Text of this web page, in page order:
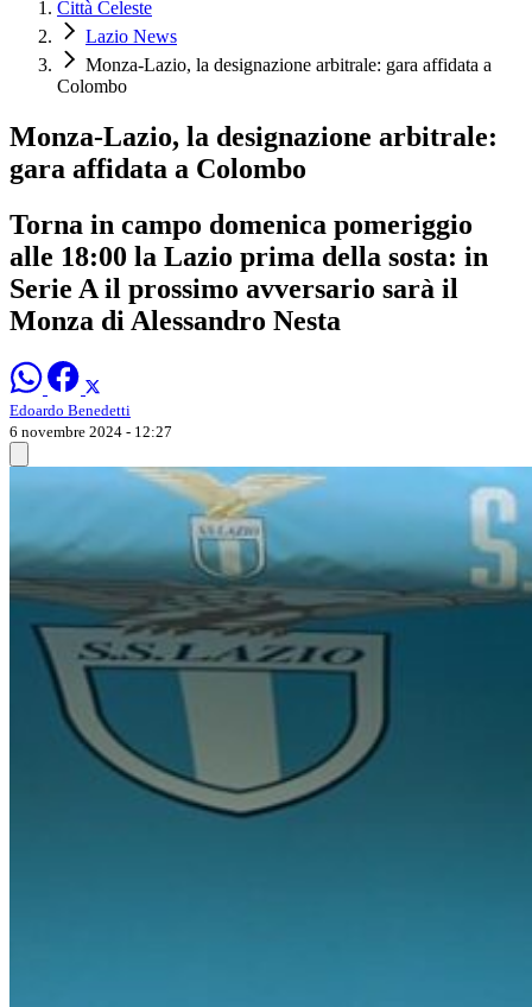
Città Celeste
Lazio News
Monza-Lazio, la designazione arbitrale: gara affidata a
Colombo
Monza-Lazio, la designazione arbitrale:
gara affidata a Colombo
Torna in campo domenica pomeriggio
alle 18:00 la Lazio prima della sosta: in
Serie A il prossimo avversario sarà il
Monza di Alessandro Nesta
Edoardo Benedetti
6 novembre 2024 - 12:27